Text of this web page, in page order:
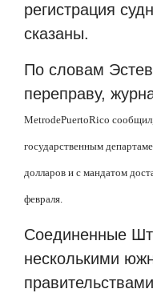
регистрация
сказаны.
По словам
переправу,
MetrodePuertoRico
государственным
долларов и с мандатом
февраля.
Соединенные
несколькими